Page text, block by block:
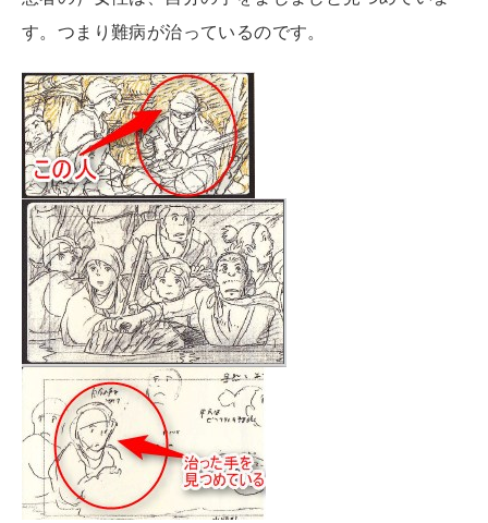
す。つまり難病が治っているのです。